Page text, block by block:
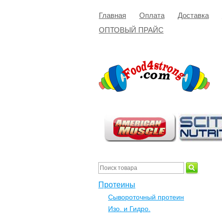
Главная Оплата Доставка
ОПТОВЫЙ ПРАЙС
Протеины
Сывороточный протеин
Изо. и Гидро.